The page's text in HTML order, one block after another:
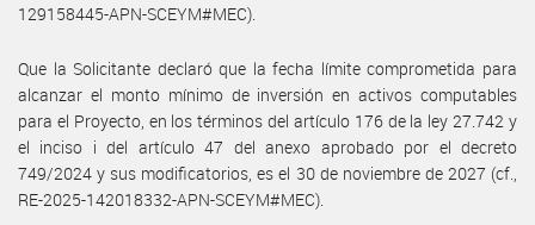
129158445-APN-SCEYM#MEC).
Que la Solicitante declaró que la fecha límite comprometida para
alcanzar el monto mínimo de inversión en activos computables
para el Proyecto, en los términos del artículo 176 de la ley 27.742 y
el inciso i del artículo 47 del anexo aprobado por el decreto
749/2024 y sus modificatorios, es el 30 de noviembre de 2027 (cf.,
RE-2025-142018332-APN-SCEYM#MEC).